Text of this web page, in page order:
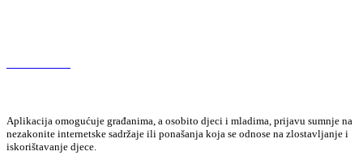
Aplikacija omogućuje građanima, a osobito djeci i mladima, prijavu sumnje na
nezakonite internetske sadržaje ili ponašanja koja se odnose na zlostavljanje i
iskorištavanje djece.